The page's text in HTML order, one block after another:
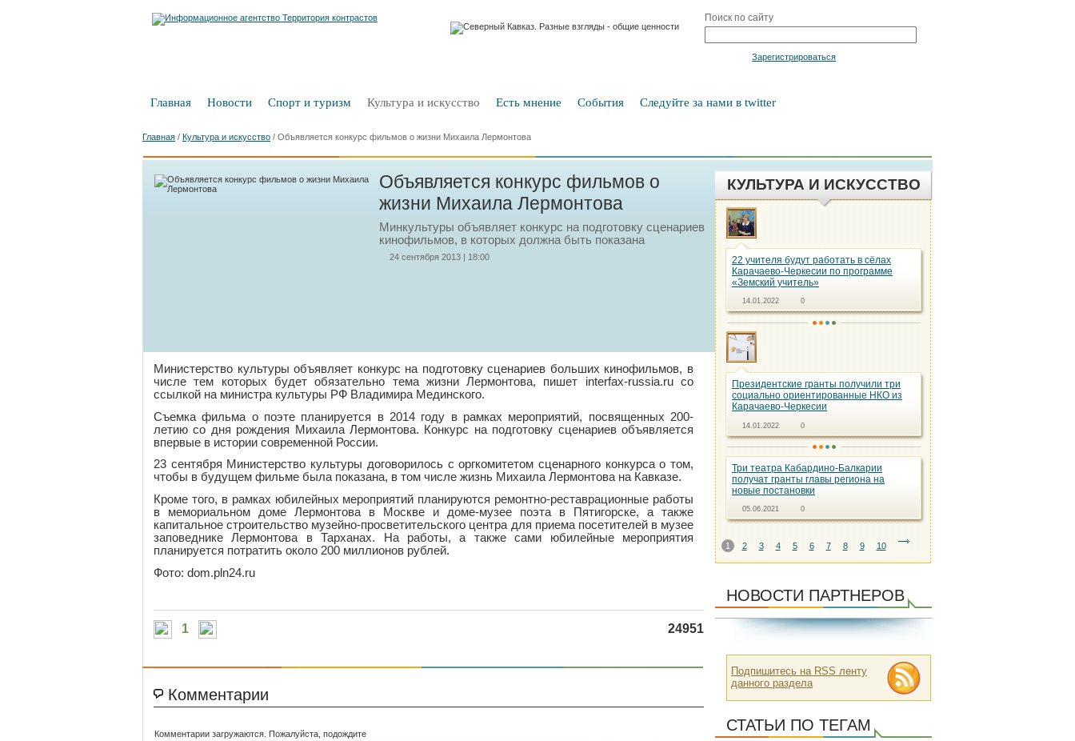
Поиск по сайту
Зарегистрироваться
Главная Новости Спорт и туризм Культура и искусство Есть мнение События Следуйте за нами в twitter
Главная / Культура и искусство / Объявляется конкурс фильмов о жизни Михаила Лермонтова
Объявляется конкурс фильмов о
жизни Михаила Лермонтова
Минкультуры объявляет конкурс на подготовку сценариев
кинофильмов, в которых должна быть показана
24 сентября 2013 | 18:00
Министерство культуры объявляет конкурс на подготовку сценариев больших кинофильмов, в
числе тем которых будет обязательно тема жизни Лермонтова, пишет interfax-russia.ru со
ссылкой на министра культуры РФ Владимира Мединского.
Съемка фильма о поэте планируется в 2014 году в рамках мероприятий, посвященных 200-
летию со дня рождения Михаила Лермонтова. Конкурс на подготовку сценариев объявляется
впервые в истории современной России.
23 сентября Министерство культуры договорилось с оргкомитетом сценарного конкурса о том,
чтобы в будущем фильме была показана, в том числе жизнь Михаила Лермонтова на Кавказе.
Кроме того, в рамках юбилейных мероприятий планируются ремонтно-реставрационные работы
в мемориальном доме Лермонтова в Москве и доме-музее поэта в Пятигорске, а также
капитальное строительство музейно-просветительского центра для приема посетителей в музее
заповеднике Лермонтова в Тарханах. На работы, а также сами юбилейные мероприятия
планируется потратить около 200 миллионов рублей.
Фото: dom.pln24.ru
1 24951
Комментарии
Комментарии загружаются. Пожалуйста, подождите
КУЛЬТУРА И ИСКУССТВО
22 учителя будут работать в сёлах
Карачаево-Черкесии по программе
«Земский учитель»
14.01.2022 0
Президентские гранты получили три
социально ориентированные НКО из
Карачаево-Черкесии
14.01.2022 0
Три театра Кабардино-Балкарии
получат гранты главы региона на
новые постановки
05.06.2021 0
1 2 3 4 5 6 7 8 9 10
НОВОСТИ ПАРТНЕРОВ
Подпишитесь на RSS ленту
данного раздела
СТАТЬИ ПО ТЕГАМ